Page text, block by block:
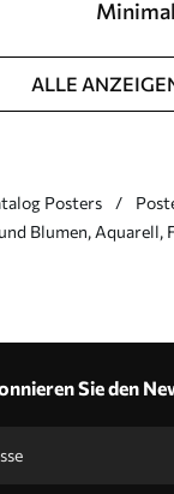
ALLE
Posters
Blumen, Aquarell,
Sie den